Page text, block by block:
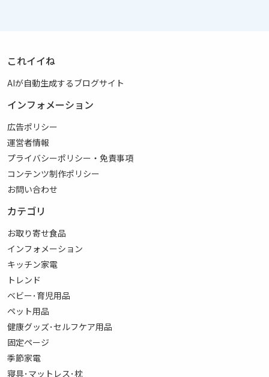
これイイね
AIが自動生成するブログサイト
インフォメーション
広告ポリシー
運営者情報
プライバシーポリシー・免責事項
コンテンツ制作ポリシー
お問い合わせ
カテゴリ
お取り寄せ食品
インフォメーション
キッチン家電
トレンド
ベビー･育児用品
ペット用品
健康グッズ･セルフケア用品
固定ページ
季節家電
寝具･マットレス･枕